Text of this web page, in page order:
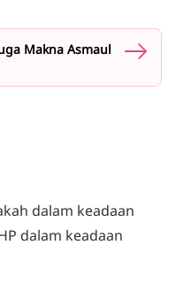
Makna Asmaul
dalam keadaan
dalam keadaan